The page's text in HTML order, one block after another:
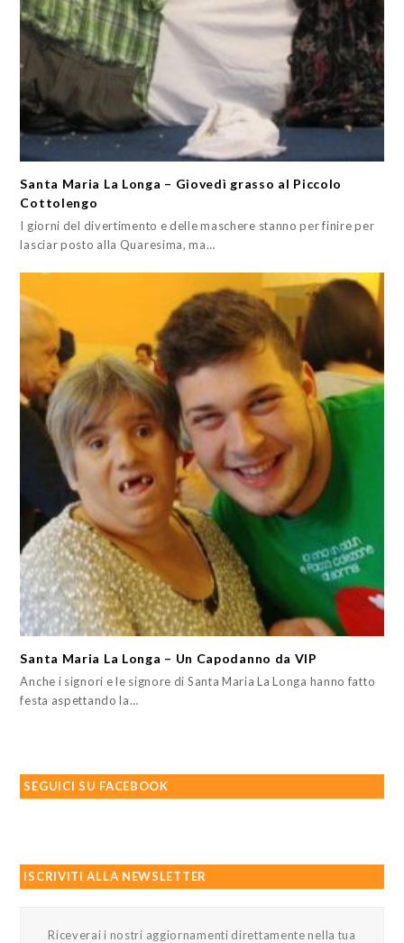
Santa Maria La Longa – Giovedì grasso al Piccolo
Cottolengo
I giorni del divertimento e delle maschere stanno per finire per
lasciar posto alla Quaresima, ma…
Santa Maria La Longa – Un Capodanno da VIP
Anche i signori e le signore di Santa Maria La Longa hanno fatto
festa aspettando la…
SEGUICI SU FACEBOOK
ISCRIVITI ALLA NEWSLETTER
Riceverai i nostri aggiornamenti direttamente nella tua